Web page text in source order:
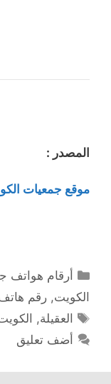
المصدر :
موقع جمعيات
التصنيفات
أرقام هواتف
الكويت, رقم
الوسوم
العقيلة,
أضف تعليق